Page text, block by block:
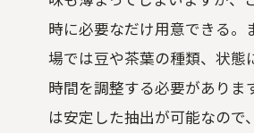
時に必要なだけ用意できる。
場では豆や茶葉の種類、状態
時間を調整する必要がありま
は安定した抽出が可能なので